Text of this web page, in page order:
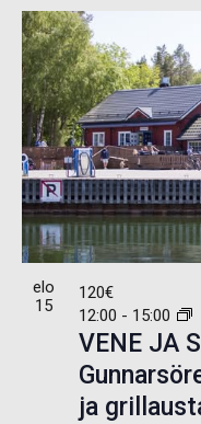
elo
15
VENE JA
ja
12:00 - 15:00
120€